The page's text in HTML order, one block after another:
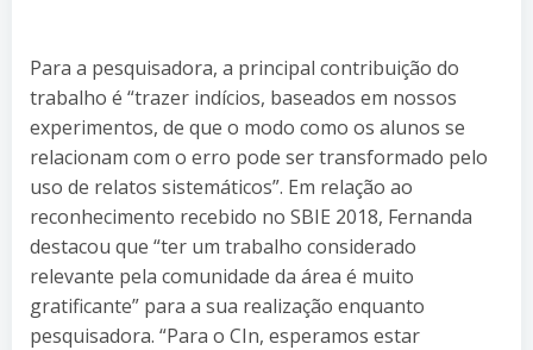
Para a pesquisadora, a principal contribuição do
trabalho é “trazer indícios, baseados em nossos
experimentos, de que o modo como os alunos se
relacionam com o erro pode ser transformado pelo
uso de relatos sistemáticos”. Em relação ao
reconhecimento recebido no SBIE 2018, Fernanda
destacou que “ter um trabalho considerado
relevante pela comunidade da área é muito
gratificante” para a sua realização enquanto
pesquisadora. “Para o CIn, esperamos estar